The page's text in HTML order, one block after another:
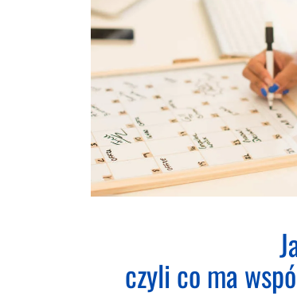
czyli co ma